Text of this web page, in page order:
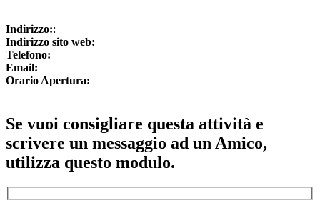
Indirizzo::
Indirizzo sito web:
Telefono:
Email:
Orario Apertura:
Se vuoi consigliare questa attività e
scrivere un messaggio ad un Amico,
utilizza questo modulo.